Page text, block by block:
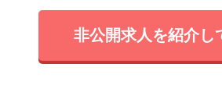
非公開求人を紹介し